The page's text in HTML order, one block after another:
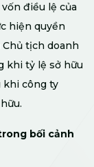
điều lệ của
hiện quyền
tịch doanh
khi tỷ lệ sở hữu
khi công ty
bối cảnh